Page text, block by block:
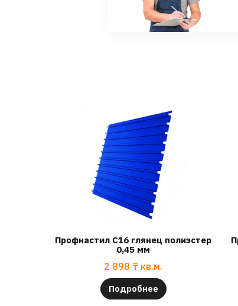
Профнастил С16 глянец полиэстер
0,45 мм
2 898 ₸ кв.м.
Подробнее